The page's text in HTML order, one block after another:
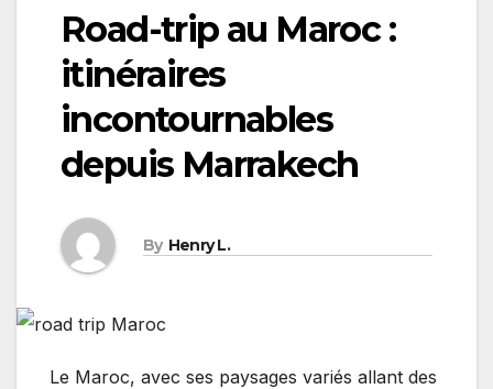
Road-trip au Maroc :
itinéraires
incontournables
depuis Marrakech
By Henry L.
Le Maroc, avec ses paysages variés allant des